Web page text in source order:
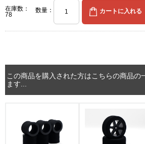
在庫数：
78
数量：
この商品を購入された方はこちらの商品の
ます...